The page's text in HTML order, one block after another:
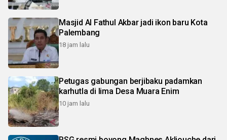
Masjid Al Fathul Akbar jadi ikon baru Kota
Palembang
18 jam lalu
Petugas gabungan berjibaku padamkan
karhutla di lima Desa Muara Enim
10 jam lalu